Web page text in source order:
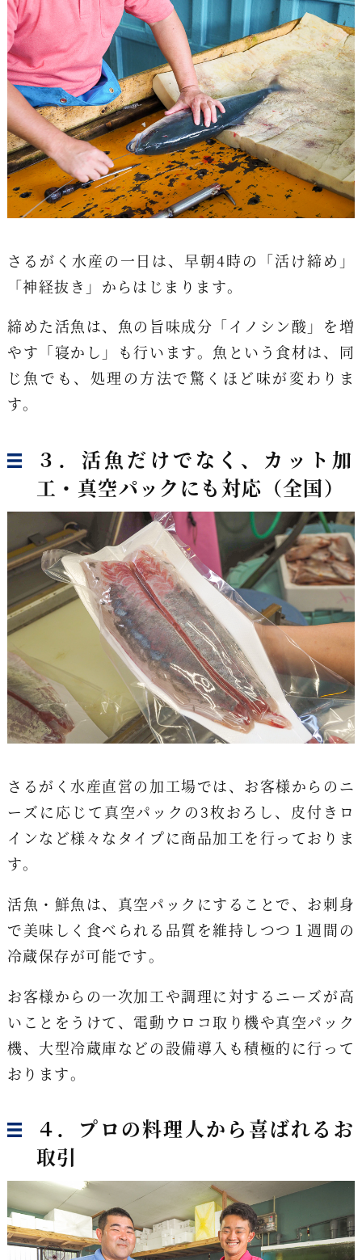
さるがく水産の一日は、早朝4時の「活け締め」
「神経抜き」からはじまります。
締めた活魚は、魚の旨味成分「イノシン酸」を増
やす「寝かし」も行います。魚という食材は、同
じ魚でも、処理の方法で驚くほど味が変わりま
す。
３．活魚だけでなく、カット加
工・真空パックにも対応（全国）
さるがく水産直営の加工場では、お客様からのニ
ーズに応じて真空パックの3枚おろし、皮付きロ
インなど様々なタイプに商品加工を行っておりま
す。
活魚・鮮魚は、真空パックにすることで、お刺身
で美味しく食べられる品質を維持しつつ１週間の
冷蔵保存が可能です。
お客様からの一次加工や調理に対するニーズが高
いことをうけて、電動ウロコ取り機や真空パック
機、大型冷蔵庫などの設備導入も積極的に行って
おります。
４．プロの料理人から喜ばれるお
取引